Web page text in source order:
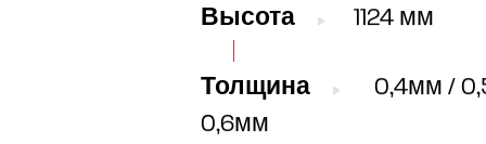
Высота 1124 мм
Толщина
0,4мм /
0,6мм